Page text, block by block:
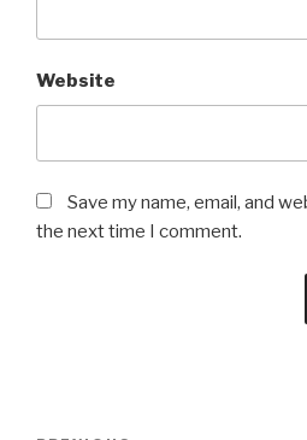
Website
Save my name, email, and
the next time I comment.